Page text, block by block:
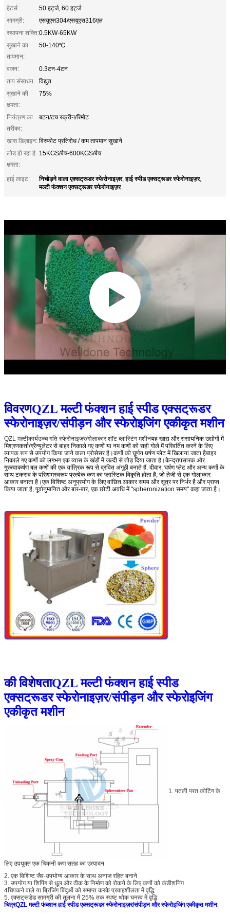
हेटर्स:
50 हर्ट्ज, 60 हर्ट्ज
सामग्री:
एसयूएस304/एसयूएस316एल
स्थापना शक्ति:0.5KW-65KW
सुखाने का
तापमान:
50-140℃
वजन:
0.3टन-4टन
ताप संसाधन: विद्युत
सुखाने की
क्षमता:
75%
नियंत्रण का
तरीका:
बटन/टच स्क्रीन/रिमोट
ख़ास डिज़ाइन: विस्फोट प्रतिरोध / कम तापमान सुखाने
लोड हो रहा है
क्षमता:
15KGS/बैच-600KGS/बैच
हाई लाइट: निचोड़ने वाला एक्सट्रूडर स्फेरोनाइज़र,हाई स्पीड एक्सट्रूडर स्फेरोनाइज़र,
मल्टी फंक्शन एक्सट्रूडर स्फेरोनाइज़र
विवरणQZL मल्टी फंक्शन हाई स्पीड एक्सट्रूडर
स्फेरोनाइज़र/संपीड़न और स्फेरोइजिंग एकीकृत मशीन
QZL मल्टीकार्यउच्च गति स्फेरोनाइज़र/गोलाकार शॉट ब्लास्टिंग मशीनयह खाद्य और रासायनिक उद्योगों में
मिश्रणकर्ता/ग्रैन्युलेटर से बाहर निकाले गए कणों या नम कणों को सही गोले में परिवर्तित करने के लिए
व्यापक रूप से उपयोग किया जाने वाला प्रोसेसर है।कणों को घूर्णन घर्षण प्लेट में खिलाया जाता हैबाहर
निकाले गए कणों को लगभग एक व्यास के खंडों में जल्दी से तोड़ दिया जाता है।केन्द्रापसारक और
गुरुत्वाकर्षण बल कणों की एक यांत्रिक रूप से द्रवित अंगूठी बनाते हैं. दीवार, घर्षण प्लेट और अन्य कणों के
साथ टकराव के परिणामस्वरूप प्रत्येक कण का प्लास्टिक विकृति होता है, जो तेजी से एक गोलाकार
आकार बनाता है।एक विशिष्ट अनुप्रयोग के लिए वांछित आकार समय और सूत्र पर निर्भर है और प्राप्त
किया जाता है, पूर्वानुमानित और बार-बार, एक छोटी अवधि में "spheronization समय" कहा जाता है।
की विशेषताQZL मल्टी फंक्शन हाई स्पीड
एक्सट्रूडर स्फेरोनाइज़र/संपीड़न और स्फेरोइजिंग
एकीकृत मशीन
1. पतली परत कोटिंग के
लिए उपयुक्त एक चिकनी कण सतह का उत्पादन
2. एक विशिष्ट जैव-उपभोग्य आकार के साथ अनाज रहित बनाने
3. उपयोग या शिपिंग से धूल और ठीक के निर्माण को रोकने के लिए कणों को कंडीशनिंग
4चिपकने वाले या ब्रिजिंग बिंदुओं को समाप्त करके प्रवाहशीलता में वृद्धि
5. एक्सट्रूडेड सामग्री की तुलना में 25% तक स्पष्ट थोक घनत्व में वृद्धि
चित्रQZL मल्टी फंक्शन हाई स्पीड एक्सट्रूडर स्फेरोनाइज़र/संपीड़न और स्फेरोइजिंग एकीकृत मशीन